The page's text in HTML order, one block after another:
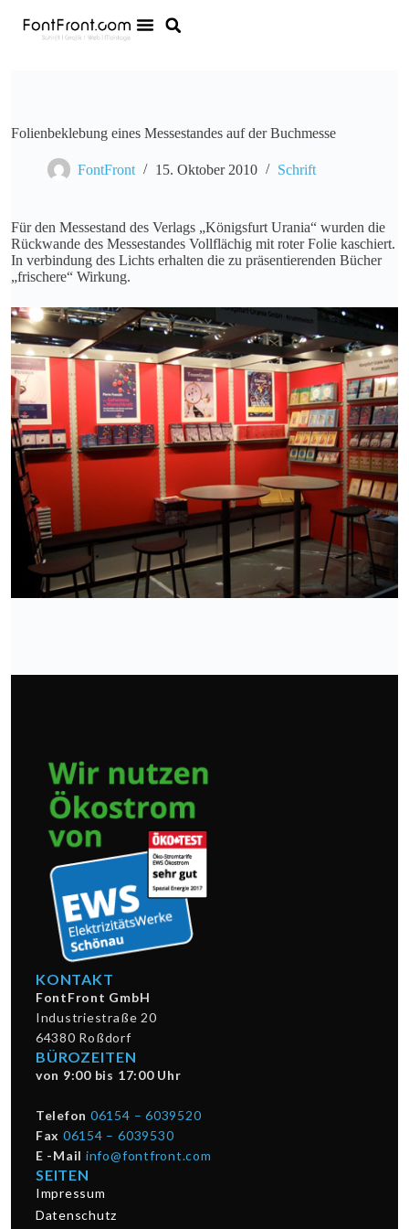
Folienbeklebung eines Messestandes auf der Buchmesse
FontFront 15. Oktober 2010 Schrift
Für den Messestand des Verlags „Königsfurt Urania“ wurden die
Rückwande des Messestandes Vollflächig mit roter Folie kaschiert.
In verbindung des Lichts erhalten die zu präsentierenden Bücher
„frischere“ Wirkung.
KONTAKT
FontFront GmbH
Industriestraße 20
64380 Roßdorf
BÜROZEITEN
von 9:00 bis 17:00 Uhr
Telefon 06154 – 6039520
Fax 06154 – 6039530
E -Mail info@fontfront.com
SEITEN
Impressum
Datenschutz